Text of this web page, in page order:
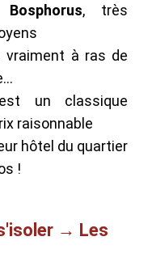
, très
vraiment à ras de
un classique
raisonnable
hôtel du quartier
!
→ Les